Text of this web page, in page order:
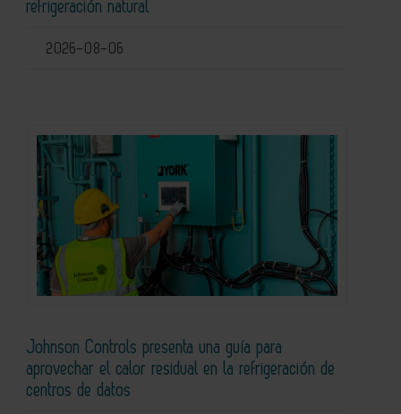
refrigeración natural
2026-08-06
Johnson Controls presenta una guía para
aprovechar el calor residual en la refrigeración de
centros de datos